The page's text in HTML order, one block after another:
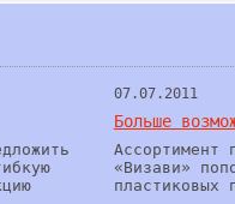
07.07.2011
Больше
Ассортимент
«Визави»
пластиковых